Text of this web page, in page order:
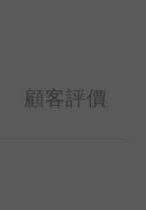
顧客評價